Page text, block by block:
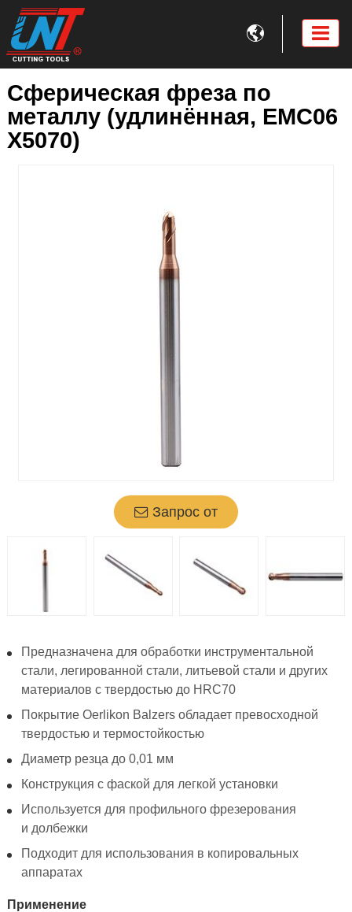

Сферическая фреза по
металлу (удлинённая, EMC06
X5070)
Запрос от
Предназначена для обработки инструментальной
стали, легированной стали, литьевой стали и других
материалов с твердостью до HRC70
Покрытие Oerlikon Balzers обладает превосходной
твердостью и термостойкостью
Диаметр резца до 0,01 мм
Конструкция с фаской для легкой установки
Используется для профильного фрезерования
и долбежки
Подходит для использования в копировальных
аппаратах
Применение